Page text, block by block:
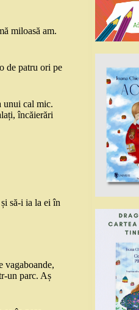
miloasă am.
de patru ori pe
unui cal mic.
încăierări
să-i ia la ei în
vagaboande,
un parc. Aș